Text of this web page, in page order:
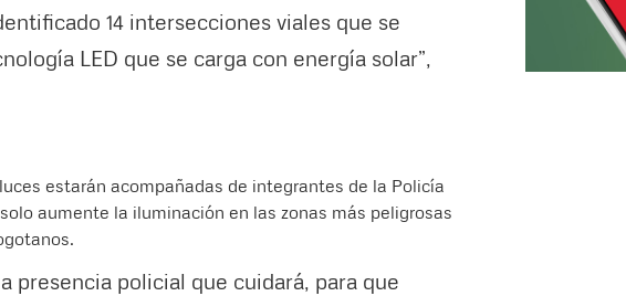
14 intersecciones viales que se
LED que se carga con energía solar”,
estarán acompañadas de integrantes de la Policía
aumente la iluminación en las zonas más peligrosas
presencia policial que cuidará, para que